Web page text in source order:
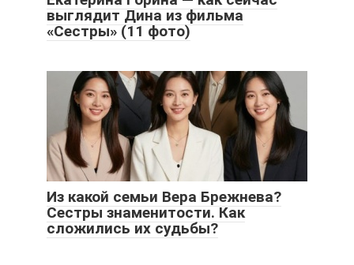
выглядит Дина из фильма
«Сестры» (11 фото)
Из какой семьи Вера Брежнева?
Сестры знаменитости. Как
сложились их судьбы?